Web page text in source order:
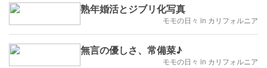
熟年婚活とジブリ化写真
モモの日々 in カリフォルニア
無言の優しさ、常備菜♪
モモの日々 in カリフォルニア